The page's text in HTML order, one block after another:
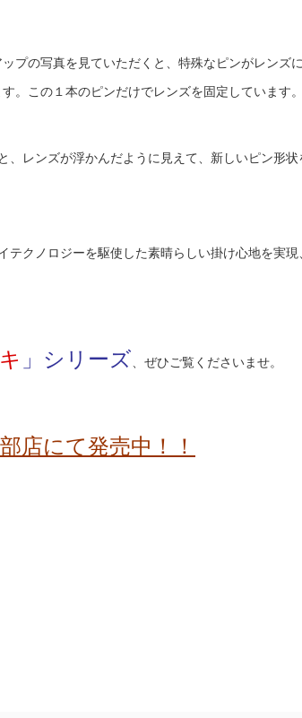
プの写真を見ていただくと、特殊なピンがレンズ
。この１本のピンだけでレンズを固定しています。
、レンズが浮かんだように見えて、新しいピン形
テクノロジーを駆使した素晴らしい掛け心地を実
」シリーズ、ぜひご覧くださいませ。
店にて発売中！！